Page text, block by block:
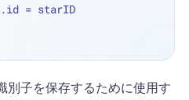
.id = starID
別子を保存するために使用す